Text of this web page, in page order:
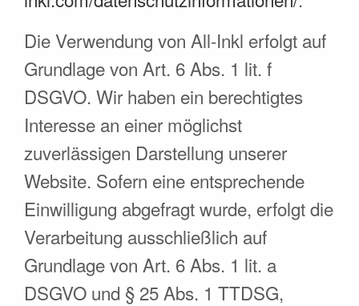
Die Verwendung von All-Inkl erfolgt auf
Grundlage von Art. 6 Abs. 1 lit. f
DSGVO. Wir haben ein berechtigtes
Interesse an einer möglichst
zuverlässigen Darstellung unserer
Website. Sofern eine entsprechende
Einwilligung abgefragt wurde, erfolgt die
Verarbeitung ausschließlich auf
Grundlage von Art. 6 Abs. 1 lit. a
DSGVO und § 25 Abs. 1 TTDSG,